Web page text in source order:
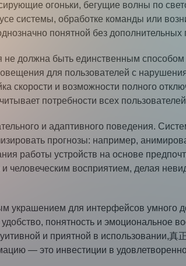
огоньки, бегущие волны по
системы, обработке команды или
понятной без дополнительных
не должна быть единственным
для пользователей с
скорости и возможности полного
потребности всех
и адаптивного поведения.
прогнозы: например,
работы устройств на основе
человеческим восприятием, делая
украшением для интерфейсов умного
понятность и эмоциональное
и приятной в использовании,
— это инвестиции в